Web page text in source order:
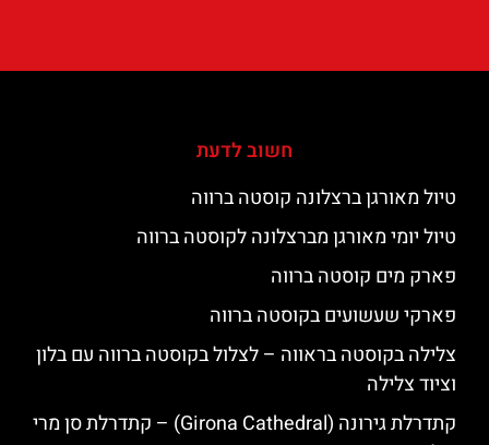
חשוב לדעת
טיול מאורגן ברצלונה קוסטה ברווה
טיול יומי מאורגן מברצלונה לקוסטה ברווה
פארק מים קוסטה ברווה
פארקי שעשועים בקוסטה ברווה
צלילה בקוסטה בראווה – לצלול בקוסטה ברווה עם בלון
וציוד צלילה
קתדרלת גירונה (Girona Cathedral) – קתדרלת סן מרי